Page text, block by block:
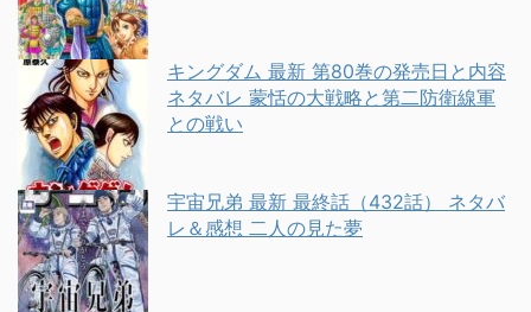
キングダム 最新 第80巻の発売日と内容
ネタバレ 蒙恬の大戦略と第二防衛線軍
との戦い
宇宙兄弟 最新 最終話（432話） ネタバ
レ＆感想 二人の見た夢